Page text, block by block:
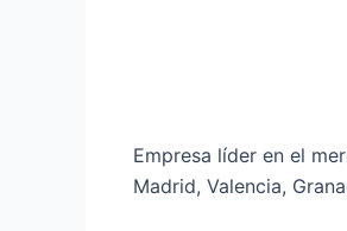
Empresa líder en el
Madrid, Valencia,